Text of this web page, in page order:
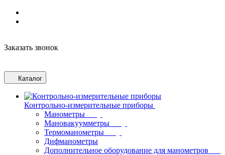
Заказать звонок
Каталог
Контрольно-измерительные приборы
Манометры
Мановакуумметры
Термоманометры
Дифманометры
Дополнительное оборудование для манометров